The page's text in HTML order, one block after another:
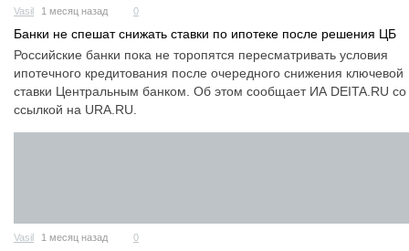
Vasil 1 месяц назад 0
Банки не спешат снижать ставки по ипотеке после решения ЦБ
Российские банки пока не торопятся пересматривать условия
ипотечного кредитования после очередного снижения ключевой
ставки Центральным банком. Об этом сообщает ИА DEITA.RU со
ссылкой на URA.RU.
Vasil 1 месяц назад 0